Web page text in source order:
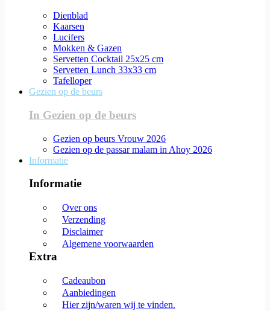
Dienblad
Kaarsen
Lucifers
Mokken & Gazen
Servetten Cocktail 25x25 cm
Servetten Lunch 33x33 cm
Tafelloper
Gezien op de beurs
In Gezien op de beurs
Gezien op beurs Vrouw 2026
Gezien op de passar malam in Ahoy 2026
Informatie
Informatie
Over ons
Verzending
Disclaimer
Algemene voorwaarden
Extra
Cadeaubon
Aanbiedingen
Hier zijn/waren wij te vinden.